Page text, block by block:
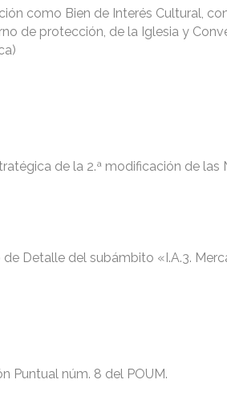
como Bien de Interés Cultural,
de protección, de la Iglesia y
de la 2.ª modificación de las
Detalle del subámbito «I.A.3.
Puntual núm. 8 del POUM.